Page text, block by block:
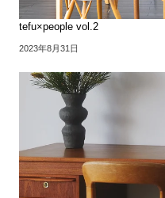
tefu×people vol.2
2023年8月31日